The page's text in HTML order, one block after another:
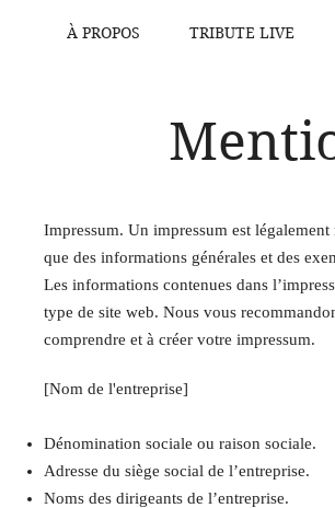
À PROPOS TRIBUTE LIVE
Impressum. Un impressum est
que des informations générales et des
Les informations contenues dans
type de site web. Nous vous
comprendre et à créer votre impressum.
[Nom de l'entreprise]
Dénomination sociale ou raison sociale.
Adresse du siège social de l’entreprise.
Noms des dirigeants de l’entreprise.